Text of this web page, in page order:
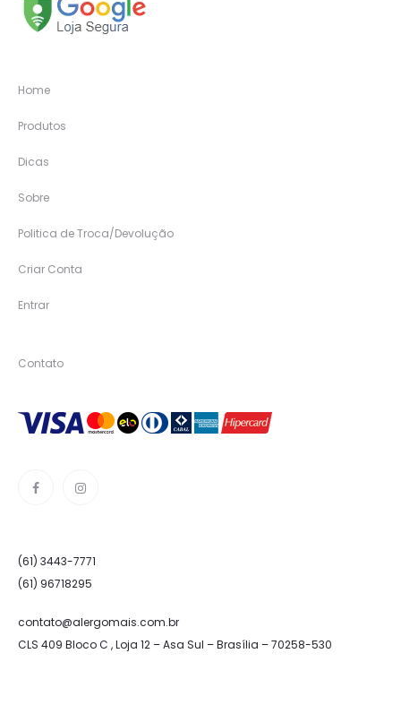
Home
Produtos
Dicas
Sobre
Politica de Troca/Devolução
Criar Conta
Entrar
Contato
(61) 3443-7771
(61) 96718295
contato@alergomais.com.br
CLS 409 Bloco C , Loja 12 – Asa Sul – Brasília – 70258-530